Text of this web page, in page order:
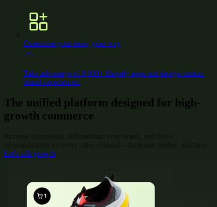
Customise your store, your way
Take advantage of 8,000+ Shopify apps and design custom
brand experiences.
The unified platform designed for high-
growth commerce
Let's talk growth